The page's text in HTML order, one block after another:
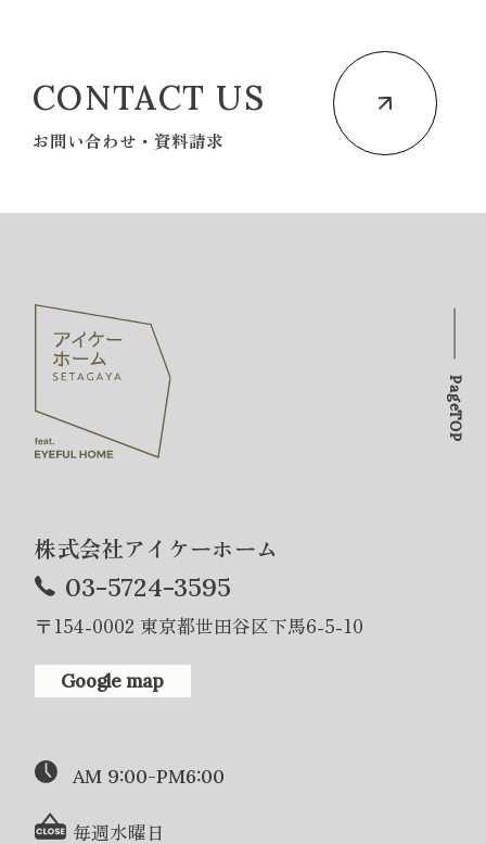
CONTACT US
お問い合わせ・資料請求
株式会社アイケーホーム
03-5724-3595
〒154-0002 東京都世田谷区下馬6-5-10
Google map
AM 9:00-PM6:00
毎週水曜日
PageTOP